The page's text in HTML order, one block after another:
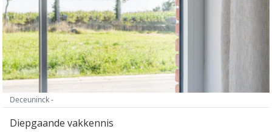
Deceuninck -
Diepgaande vakkennis